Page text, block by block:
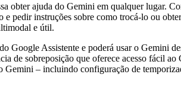
obter ajuda do Gemini em qualquer lugar.
pedir instruções sobre como trocá-lo ou
e útil.
Google Assistente e poderá usar o Gemini
de sobreposição que oferece acesso fácil
– incluindo configuração de